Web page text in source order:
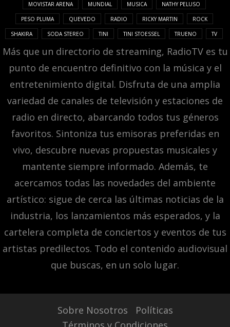
MOVISTAR ARENA MUNDIAL MUSICA NATHY PELUSO
PESO PLUMA QUEVEDO RADIO RICKY MARTIN ROCK
SHAKIRA SODA STEREO TINI TINI STOESSEL TRUENO TV
Más que un directorio de streaming, RadioTV es tu
punto de encuentro definitivo con la música y el
entretenimiento digital. Disfruta de una amplia
variedad de canales de televisión y estaciones de
radio en directo, abarcando todos tus géneros
favoritos. Sintoniza tus emisoras preferidas en
vivo, descubre nuevas propuestas musicales y
mantente siempre informado. Además, te
acercamos todas las novedades del ambiente
artístico: sigue de cerca las últimas noticias de la
industria, los lanzamientos más esperados, y la
cartelera completa de conciertos y eventos de tus
artistas predilectos. Todo el contenido audiovisual
que buscas, en un solo lugar.
Sobre Nosotros
Políticas